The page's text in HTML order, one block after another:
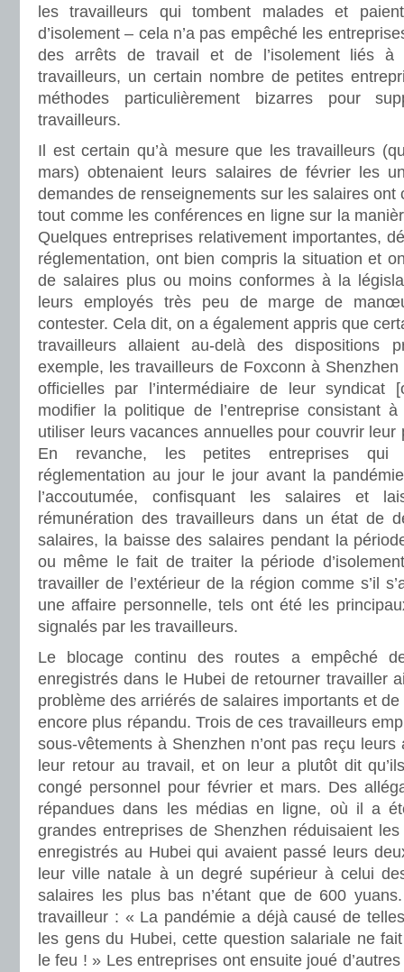
les travailleurs qui tombent malades et
d’isolement – cela n’a pas empêché les
des arrêts de travail et de l’isolement liés à
travailleurs, un certain nombre de petites
méthodes particulièrement bizarres pour
travailleurs.
Il est certain qu’à mesure que les travailleurs
mars) obtenaient leurs salaires de février les
demandes de renseignements sur les salaires ont
tout comme les conférences en ligne sur la
Quelques entreprises relativement importantes,
réglementation, ont bien compris la situation et
de salaires plus ou moins conformes à la
leurs employés très peu de marge de
contester. Cela dit, on a également appris que
travailleurs allaient au-delà des dispositions
exemple, les travailleurs de Foxconn à
officielles par l’intermédiaire de leur syndicat
modifier la politique de l’entreprise consistant
utiliser leurs vacances annuelles pour couvrir leur
En revanche, les petites entreprises qui
réglementation au jour le jour avant la
l’accoutumée, confisquant les salaires et
rémunération des travailleurs dans un état de
salaires, la baisse des salaires pendant la
ou même le fait de traiter la période
travailler de l’extérieur de la région comme s’il
une affaire personnelle, tels ont été les
signalés par les travailleurs.
Le blocage continu des routes a empêché
enregistrés dans le Hubei de retourner travailler
problème des arriérés de salaires importants et
encore plus répandu. Trois de ces travailleurs
sous-vêtements à Shenzhen n’ont pas reçu
leur retour au travail, et on leur a plutôt dit
congé personnel pour février et mars. Des
répandues dans les médias en ligne, où il a
grandes entreprises de Shenzhen réduisaient
enregistrés au Hubei qui avaient passé leurs
leur ville natale à un degré supérieur à celui
salaires les plus bas n’étant que de 600
travailleur : « La pandémie a déjà causé de
les gens du Hubei, cette question salariale ne fait
le feu ! » Les entreprises ont ensuite joué